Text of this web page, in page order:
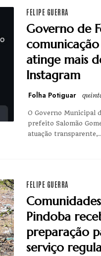
FELIPE GUERRA
Governo de
atinge mais
Instagram
Folha Potiguar
O Governo Municipal
prefeito Salomão
atuação
FELIPE GUERRA
Pindoba
preparação
serviço